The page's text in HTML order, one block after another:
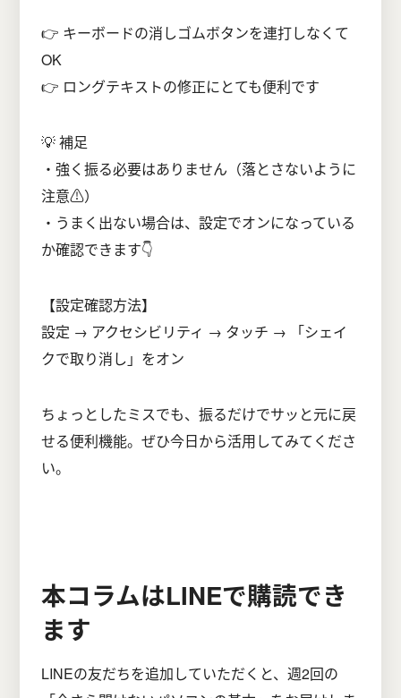
👉 キーボードの消しゴムボタンを連打しなくて
OK
👉 ロングテキストの修正にとても便利です
💡 補足
・強く振る必要はありません（落とさないように
注意⚠️）
・うまく出ない場合は、設定でオンになっている
か確認できます👇
【設定確認方法】
設定 → アクセシビリティ → タッチ → 「シェイ
クで取り消し」をオン
ちょっとしたミスでも、振るだけでサッと元に戻
せる便利機能。ぜひ今日から活用してみてくださ
い。
本コラムはLINEで購読でき
ます
LINEの友だちを追加していただくと、週2回の